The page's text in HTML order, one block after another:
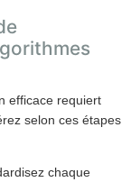
efficace requiert
selon ces étapes
chaque